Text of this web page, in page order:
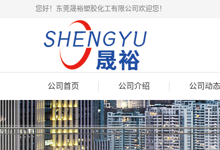
您好！东莞晟裕塑胶化工有限公司欢迎您！
公司首页 公司介绍 公司动态